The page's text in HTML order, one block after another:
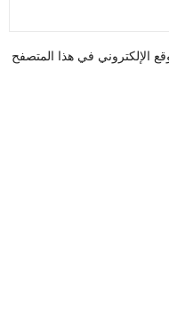
الإلكتروني في هذا المتصفح